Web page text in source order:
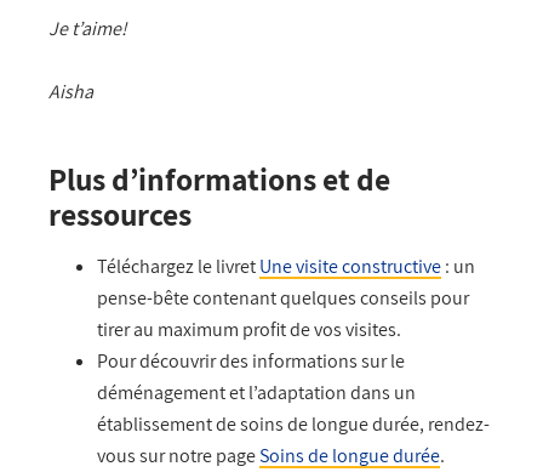
Je t’aime!
Aisha
Plus d’informations et de
ressources
Téléchargez le livretUne visite constructive: un
pense-bête contenant quelques conseils pour
tirer au maximum profit de vos visites.
Pour découvrir des informations sur le
déménagement et l’adaptation dans un
établissement de soins de longue durée, rendez-
vous sur notre pageSoins de longue durée.